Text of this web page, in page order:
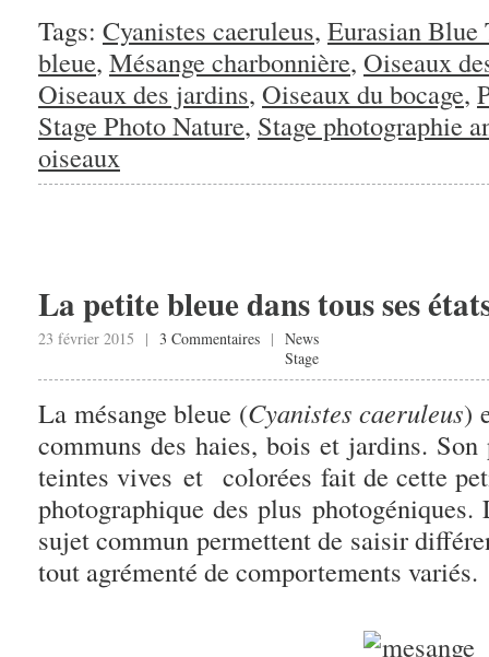
Tags: Cyanistes caeruleus, Eurasian Blue
bleue, Mésange charbonnière, Oiseaux
Oiseaux des jardins, Oiseaux du bocage,
Stage Photo Nature, Stage photographie
oiseaux
La petite bleue dans tous ses
23 février 2015 | 3 Commentaires | News
Stage
La mésange bleue (Cyanistes caeruleus)
communs des haies, bois et jardins.
teintes vives et colorées fait de cette
photographique des plus photogéniques.
sujet commun permettent de saisir
tout agrémenté de comportements variés.